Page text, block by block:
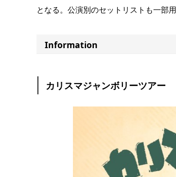
となる。公演別のセットリストも一部用
Information
カリスマジャンボリーツアー